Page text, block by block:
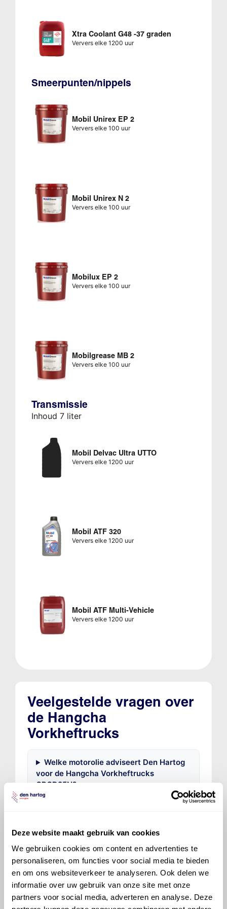
Deze website maakt gebruik van cookies
We gebruiken cookies om content en advertenties te
personaliseren, om functies voor social media te bieden
en om ons websiteverkeer te analyseren. Ook delen we
informatie over uw gebruik van onze site met onze
partners voor social media, adverteren en analyse. Deze
Xtra Coolant G48 -37 graden
Ververs elke 1200 uur
Smeerpunten/nippels
Mobil Unirex EP 2
Ververs elke 100 uur
Mobil Unirex N 2
Ververs elke 100 uur
Mobilux EP 2
Ververs elke 100 uur
Mobilgrease MB 2
Ververs elke 100 uur
Transmissie
Inhoud 7 liter
Mobil Delvac Ultra UTTO
Ververs elke 1200 uur
Mobil ATF 320
Ververs elke 1200 uur
Mobil ATF Multi-Vehicle
Ververs elke 1200 uur
Veelgestelde vragen over
de Hangcha
Vorkheftrucks
Welke motorolie adviseert Den Hartog
voor de Hangcha Vorkheftrucks
CPCD25N?
Hoe vaak moet de motorolie ververst
worden bij een Hangcha Vorkheftrucks?
Voor welke onderdelen van de Hangcha